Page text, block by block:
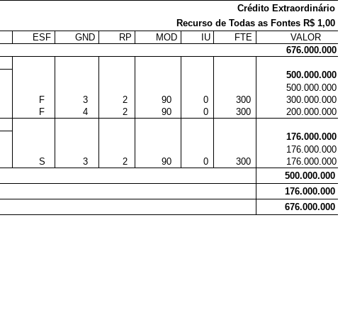
Crédito Extraordinário
Recurso de Todas as Fontes R$ 1,00
ESF GND RP MOD IU FTE
VALOR
676.000.000
500.000.000
500.000.000
F
3 2 90 0 300
300.000.000
F
4 2 90 0 300
200.000.000
176.000.000
176.000.000
S
3 2 90 0 300
176.000.000
500.000.000
176.000.000
676.000.000